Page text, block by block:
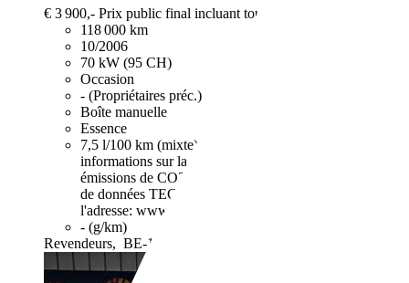
€ 3 900,- Prix public final incluant tous les frais et taxes.
118 000 km
10/2006
70 kW (95 CH)
Occasion
- (Propriétaires préc.)
Boîte manuelle
Essence
7,5 l/100 km (mixte)
informations sur la consommation de carburant et les
émissions de CO2 des voitures neuves dans la banque
de données TECHNICAR sur le site de la FEBIAC à
l'adresse: www.febiac.be.
- (g/km)
Revendeurs, BE-1700 DILBEEK